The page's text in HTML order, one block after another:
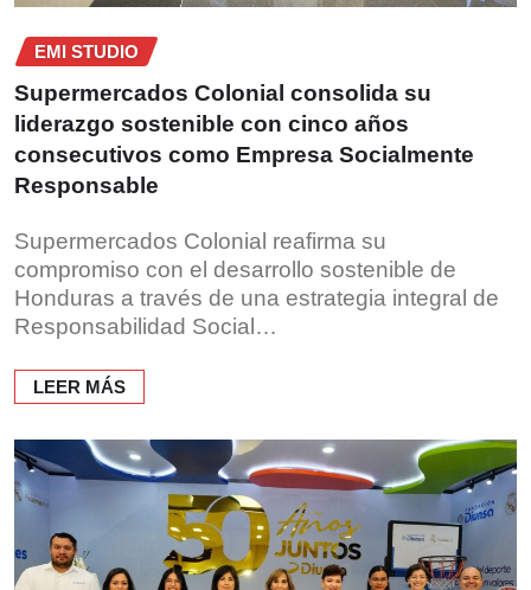
EMI STUDIO
Supermercados Colonial consolida su
liderazgo sostenible con cinco años
consecutivos como Empresa Socialmente
Responsable
Supermercados Colonial reafirma su
compromiso con el desarrollo sostenible de
Honduras a través de una estrategia integral de
Responsabilidad Social…
LEER MÁS